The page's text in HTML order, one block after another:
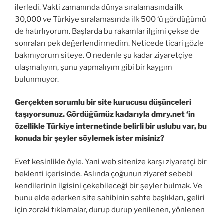
ilerledi. Vakti zamanında dünya sıralamasında ilk
30,000 ve Türkiye sıralamasında ilk 500 ‘ü gördüğümü
de hatırlıyorum. Başlarda bu rakamlar ilgimi çekse de
sonraları pek değerlendirmedim. Neticede ticari gözle
bakmıyorum siteye. O nedenle şu kadar ziyaretçiye
ulaşmalıyım, şunu yapmalıyım gibi bir kaygım
bulunmuyor.
Gerçekten sorumlu bir site kurucusu düşünceleri
taşıyorsunuz. Gördüğümüz kadarıyla dmry.net ‘in
özellikle Türkiye internetinde belirli bir uslubu var, bu
konuda bir şeyler söylemek ister misiniz?
Evet kesinlikle öyle. Yani web sitenize karşı ziyaretçi bir
beklenti içerisinde. Aslında çoğunun ziyaret sebebi
kendilerinin ilgisini çekebileceği bir şeyler bulmak. Ve
bunu elde ederken site sahibinin sahte başlıkları, geliri
için zoraki tıklamalar, durup durup yenilenen, yönlenen